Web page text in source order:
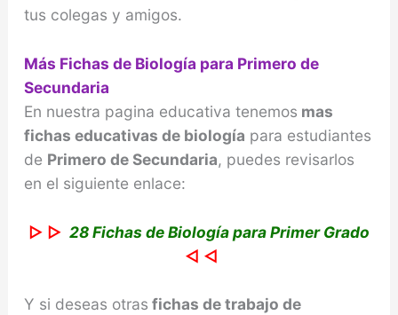
tus colegas y amigos.
Más Fichas de Biología para Primero de
Secundaria
En nuestra pagina educativa tenemos mas
fichas educativas de biología para estudiantes
de Primero de Secundaria, puedes revisarlos
en el siguiente enlace:
▷ ▷ 28 Fichas de Biología para Primer Grado
◁ ◁
Y si deseas otras fichas de trabajo de